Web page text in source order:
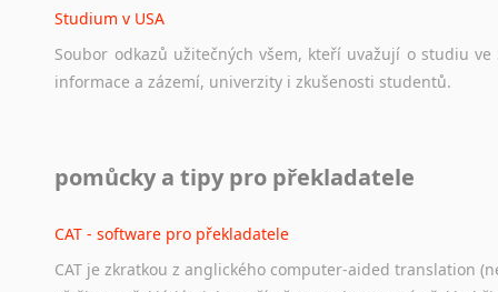
Studium v USA
Soubor odkazů užitečných všem, kteří uvažují o studiu ve
informace a zázemí, univerzity i zkušenosti studentů.
Odkazy poskytující cenné informace nekomerčního
Studium v Austrálii
pomůcky a tipy pro překladatele
CAT - software pro překladatele
CAT je zkratkou z anglického computer-aided translation